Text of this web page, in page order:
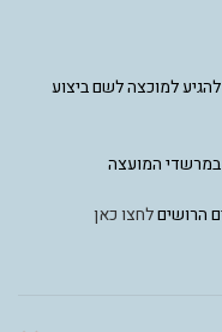
למוכצה לשם ביצוע
המועצה
הרושיםלחצו כאן